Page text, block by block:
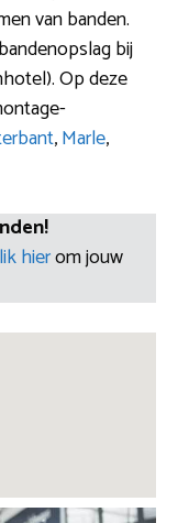
van banden.
bij
Op deze
,Marle,
hierom jouw